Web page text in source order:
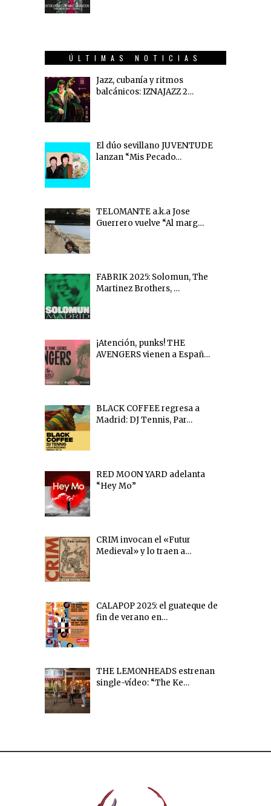
ÚLTIMAS NOTICIAS
Jazz, cubanía y ritmos
balcánicos: IZNAJAZZ 2…
El dúo sevillano JUVENTUDE
lanzan “Mis Pecado…
TELOMANTE a.k.a Jose
Guerrero vuelve “Al marg…
FABRIK 2025: Solomun, The
Martinez Brothers, …
¡Atención, punks! THE
AVENGERS vienen a Españ…
BLACK COFFEE regresa a
Madrid: DJ Tennis, Par…
RED MOON YARD adelanta
“Hey Mo”
CRIM invocan el «Futur
Medieval» y lo traen a…
CALAPOP 2025: el guateque de
fin de verano en…
THE LEMONHEADS estrenan
single-vídeo: “The Ke…